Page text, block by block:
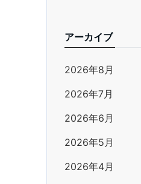
アーカイブ
2026年8月
2026年7月
2026年6月
2026年5月
2026年4月